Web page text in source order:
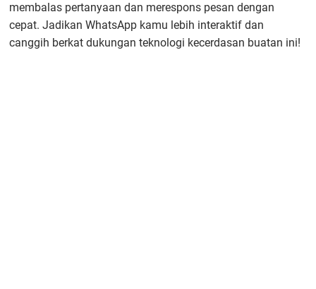
membalas pertanyaan dan merespons pesan dengan
cepat. Jadikan WhatsApp kamu lebih interaktif dan
canggih berkat dukungan teknologi kecerdasan buatan ini!